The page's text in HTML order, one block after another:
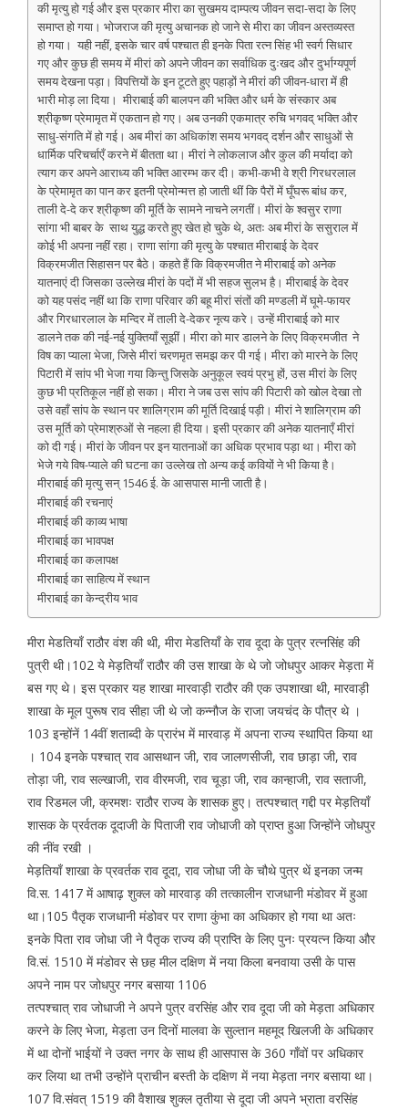
की मृत्यु हो गई और इस प्रकार मीरा का सुखमय दाम्पत्य जीवन सदा-सदा के लिए
समाप्त हो गया। भोजराज की मृत्यु अचानक हो जाने से मीरा का जीवन अस्तव्यस्त
हो गया। यही नहीं, इसके चार वर्ष पश्चात ही इनके पिता रत्न सिंह भी स्वर्ग सिधार
गए और कुछ ही समय में मीरां को अपने जीवन का सर्वाधिक दुःखद और दुर्भाग्यपूर्ण
समय देखना पड़ा। विपत्तियों के इन टूटते हुए पहाड़ों ने मीरां की जीवन-धारा में ही
भारी मोड़ ला दिया। मीराबाई की बालपन की भक्ति और धर्म के संस्कार अब
श्रीकृष्ण प्रेमामृत में एकतान हो गए। अब उनकी एकमात्र रुचि भगवद् भक्ति और
साधु-संगति में हो गई। अब मीरां का अधिकांश समय भगवद् दर्शन और साधुओं से
धार्मिक परिचर्चाएँ करने में बीतता था। मीरां ने लोकलाज और कुल की मर्यादा को
त्याग कर अपने आराध्य की भक्ति आरम्भ कर दी। कभी-कभी वे श्री गिरधरलाल
के प्रेमामृत का पान कर इतनी प्रेमोन्मत्त हो जाती थीं कि पैरों में घूँघरू बांध कर,
ताली दे-दे कर श्रीकृष्ण की मूर्ति के सामने नाचने लगतीं। मीरां के श्वसुर राणा
सांगा भी बाबर के साथ युद्ध करते हुए खेत हो चुके थे, अतः अब मीरां के ससुराल में
कोई भी अपना नहीं रहा। राणा सांगा की मृत्यु के पश्चात मीराबाई के देवर
विक्रमजीत सिहासन पर बैठे। कहते हैं कि विक्रमजीत ने मीराबाई को अनेक
यातनाएं दी जिसका उल्लेख मीरां के पदों में भी सहज सुलभ है। मीराबाई के देवर
को यह पसंद नहीं था कि राणा परिवार की बहू मीरां संतों की मण्डली में घूमे-फायर
और गिरधारलाल के मन्दिर में ताली दे-देकर नृत्य करे। उन्हें मीराबाई को मार
डालने तक की नई-नई युक्तियाँ सूझीं। मीरा को मार डालने के लिए विक्रमजीत ने
विष का प्याला भेजा, जिसे मीरां चरणमृत समझ कर पी गई। मीरा को मारने के लिए
पिटारी में सांप भी भेजा गया किन्तु जिसके अनुकूल स्वयं प्रभु हों, उस मीरां के लिए
कुछ भी प्रतिकूल नहीं हो सका। मीरा ने जब उस सांप की पिटारी को खोल देखा तो
उसे वहाँ सांप के स्थान पर शालिग्राम की मूर्ति दिखाई पड़ी। मीरां ने शालिग्राम की
उस मूर्ति को प्रेमाश्रुओं से नहला ही दिया। इसी प्रकार की अनेक यातनाएँ मीरां
को दी गई। मीरां के जीवन पर इन यातनाओं का अधिक प्रभाव पड़ा था। मीरा को
भेजे गये विष-प्याले की घटना का उल्लेख तो अन्य कई कवियों ने भी किया है।
मीराबाई की मृत्यु सन् 1546 ई. के आसपास मानी जाती है।
मीराबाई की रचनाएं
मीराबाई की काव्य भाषा
मीराबाई का भावपक्ष
मीराबाई का कलापक्ष
मीराबाई का साहित्य में स्थान
मीराबाई का केन्द्रीय भाव
मीरा मेडतियाँ राठौर वंश की थी, मीरा मेडतियाँ के राव दूदा के पुत्र रत्नसिंह की
पुत्री थी।102 ये मेड़तियाँ राठौर की उस शाखा के थे जो जोधपुर आकर मेड़ता में
बस गए थे। इस प्रकार यह शाखा मारवाड़ी राठौर की एक उपशाखा थी, मारवाड़ी
शाखा के मूल पुरूष राव सीहा जी थे जो कन्नौज के राजा जयचंद के पौत्र थे ।
103 इन्होंनें 14वीं शताब्दी के प्रारंभ में मारवाड़ में अपना राज्य स्थापित किया था
। 104 इनके पश्चात् राव आसथान जी, राव जालणसीजी, राव छाड़ा जी, राव
तोड़ा जी, राव सल्खाजी, राव वीरमजी, राव चूड़ा जी, राव कान्हाजी, राव सताजी,
राव रिडमल जी, क्रमशः राठौर राज्य के शासक हुए। तत्पश्चात् गद्दी पर मेड़तियाँ
शासक के प्रर्वतक दूदाजी के पिताजी राव जोधाजी को प्राप्त हुआ जिन्होंने जोधपुर
की नींव रखी ।
मेड़तियाँ शाखा के प्रवर्तक राव दूदा, राव जोधा जी के चौथे पुत्र थें इनका जन्म
वि.स. 1417 में आषाढ़ शुक्ल को मारवाड़ की तत्कालीन राजधानी मंडोवर में हुआ
था।105 पैतृक राजधानी मंडोवर पर राणा कुंभा का अधिकार हो गया था अतः
इनके पिता राव जोधा जी ने पैतृक राज्य की प्राप्ति के लिए पुनः प्रयत्न किया और
वि.सं. 1510 में मंडोवर से छह मील दक्षिण में नया किला बनवाया उसी के पास
अपने नाम पर जोधपुर नगर बसाया 1106
तत्पश्चात् राव जोधाजी ने अपने पुत्र वरसिंह और राव दूदा जी को मेड़ता अधिकार
करने के लिए भेजा, मेड़ता उन दिनों मालवा के सुल्तान महमूद खिलजी के अधिकार
में था दोनों भाईयों ने उक्त नगर के साथ ही आसपास के 360 गाँवों पर अधिकार
कर लिया था तभी उन्होंने प्राचीन बस्ती के दक्षिण में नया मेड़ता नगर बसाया था।
107 वि.संवत् 1519 की वैशाख शुक्ल तृतीया से दूदा जी अपने भ्राता वरसिंह